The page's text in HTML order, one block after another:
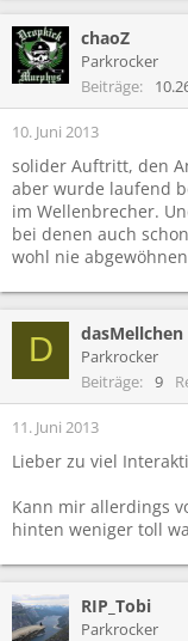
chaoZ
Parkrocker
Beiträge
10. Juni 2013
solider Auftritt, den
aber wurde laufend
im Wellenbrecher.
bei denen auch
wohl nie
D dasMellchen
Parkrocker
Beiträge
9
11. Juni 2013
Lieber zu viel
Kann mir allerdings
hinten weniger toll
RIP_Tobi
Parkrocker